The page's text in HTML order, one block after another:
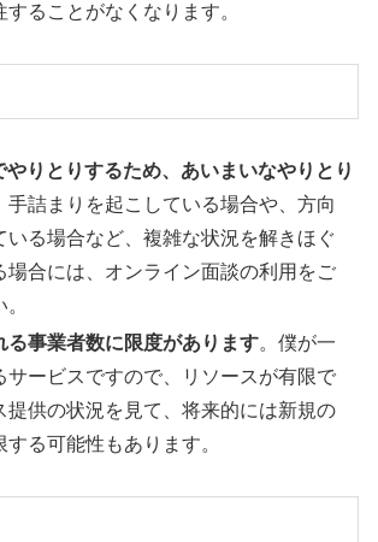
ることがなくなります。
やりとりするため、あいまいなやりとり
手詰まりを起こしている場合や、方向
いる場合など、複雑な状況を解きほぐ
場合には、オンライン面談の利用をご
る事業者数に限度があります。僕が一
サービスですので、リソースが有限で
提供の状況を見て、将来的には新規の
する可能性もあります。